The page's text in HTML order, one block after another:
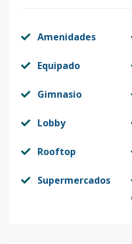
Amenidades
Equipado
Gimnasio
Lobby
Rooftop
Supermercados